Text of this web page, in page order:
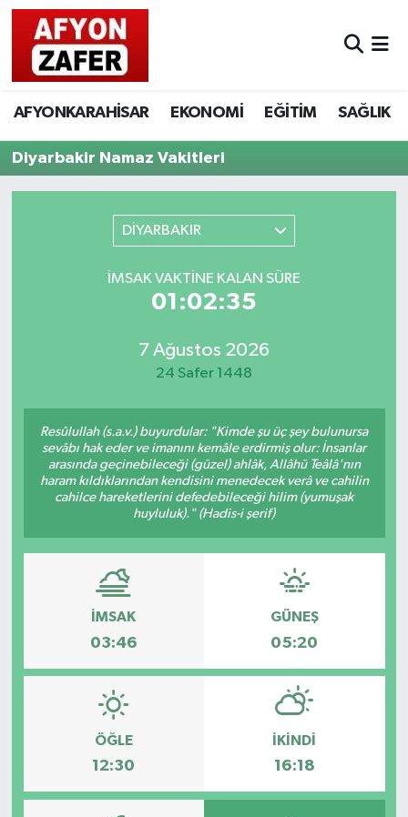
AFYONKARAHİSAR EKONOMİ EĞİTİM SAĞLIK
Diyarbakir Namaz Vakitleri
DİYARBAKIR
İMSAK VAKTINE KALAN SÜRE
01:02:35
7 Ağustos 2026
24 Safer 1448
Resûlullah (s.a.v.) buyurdular: "Kimde şu üç şey bulunursa
sevâbı hak eder ve imanını kemâle erdirmiş olur: İnsanlar
arasında geçinebileceği (güzel) ahlâk, Allâhü Teâlâ'nın
haram kıldıklarından kendisini menedecek verâ ve cahilin
cahilce hareketlerini defedebileceği hilim (yumuşak
huyluluk)." (Hadis-i şerif)
İMSAK
03:46
GÜNEŞ
05:20
ÖĞLE
12:30
İKINDI
16:18